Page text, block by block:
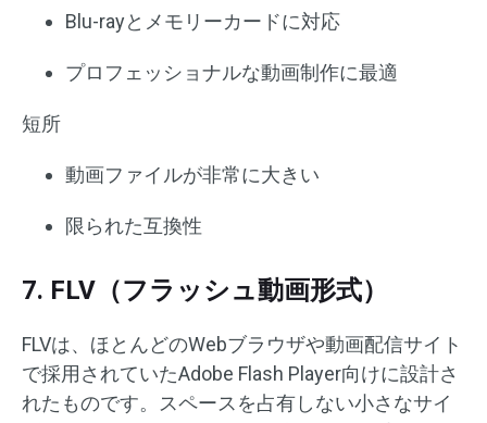
Blu-rayとメモリーカードに対応
プロフェッショナルな動画制作に最適
短所
動画ファイルが非常に大きい
限られた互換性
7. FLV（フラッシュ動画形式）
FLVは、ほとんどのWebブラウザや動画配信サイト
で採用されていたAdobe Flash Player向けに設計さ
れたものです。スペースを占有しない小さなサイ